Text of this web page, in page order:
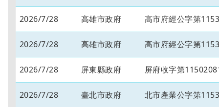
2026/7/28 高雄市政府 高市府經公字第
2026/7/28 高雄市政府 高市府經公字第
2026/7/28 屏東縣政府 屏府收字第
2026/7/28 臺北市政府 北市產業公字第